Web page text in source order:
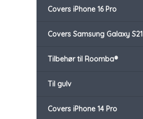
Covers iPhone 16 Pro
Covers Samsung Galaxy S21
Tilbehør til Roomba®
Til gulv
Covers iPhone 14 Pro